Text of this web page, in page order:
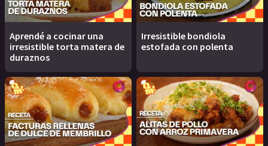
Aprendé a cocinar una
irresistible torta matera de
duraznos
Irresistible bondiola
estofada con polenta